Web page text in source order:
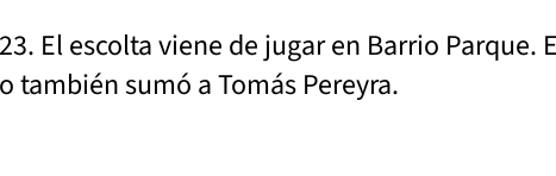
El escolta viene de jugar en Barrio
también sumó a Tomás Pereyra.